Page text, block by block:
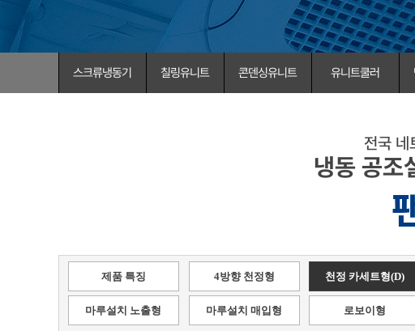
스크류냉동기 칠링유니트 콘덴싱유니트 유니트쿨러
전국 네
냉동 공조
제품 특징 4방향 천정형 천정 카세트형(D)
마루설치 노출형 마루설치 매입형 로보이형